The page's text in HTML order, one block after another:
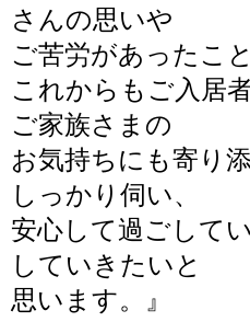
さんの思いや
ご苦労があったこ
これからもご入居
ご家族さまの
お気持ちにも寄り
しっかり伺い、
安心して過ごして
していきたいと
思います。
』